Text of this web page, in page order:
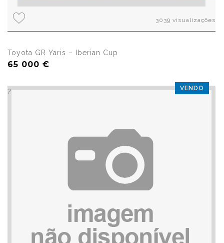
3039 visualizações
Toyota GR Yaris – Iberian Cup
65 000 €
VENDO
?>